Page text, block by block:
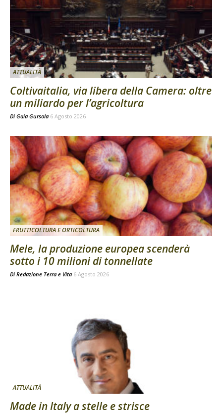
ATTUALITÀ
Coltivaitalia, via libera della Camera: oltre
un miliardo per l’agricoltura
Di Gaia Gursola 6 Agosto 2026
FRUTTICOLTURA E ORTICOLTURA
Mele, la produzione europea scenderà
sotto i 10 milioni di tonnellate
Di Redazione Terra e Vita 6 Agosto 2026
ATTUALITÀ
Made in Italy a stelle e strisce